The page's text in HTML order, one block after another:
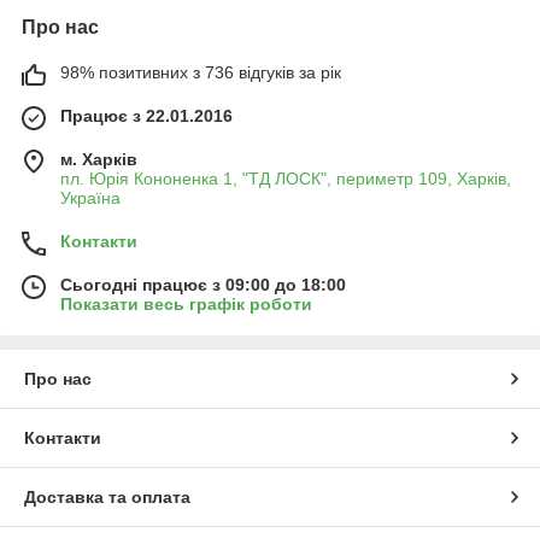
Про нас
98% позитивних з 736 відгуків за рік
Працює з 22.01.2016
м. Харків
пл. Юрія Кононенка 1, "ТД ЛОСК", периметр 109, Харків,
Україна
Контакти
Сьогодні працює з 09:00 до 18:00
Показати весь графік роботи
Про нас
Контакти
Доставка та оплата